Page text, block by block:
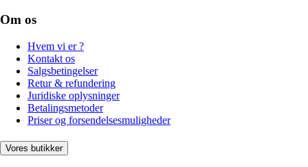
Om os
Hvem vi er ?
Kontakt os
Salgsbetingelser
Retur & refundering
Juridiske oplysninger
Betalingsmetoder
Priser og forsendelsesmuligheder
Vores butikker